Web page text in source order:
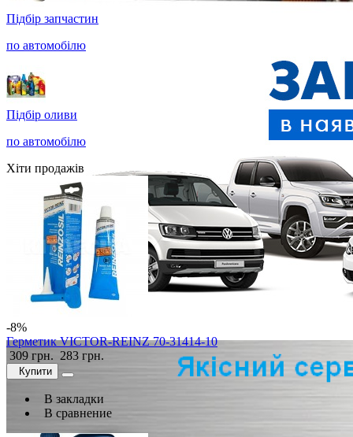
Підбір запчастин
по автомобілю
Підбір оливи
по автомобілю
Хіти продажів
-8%
Герметик VICTOR-REINZ 70-31414-10
309 грн. 283 грн.
Купити
В закладки
В сравнение